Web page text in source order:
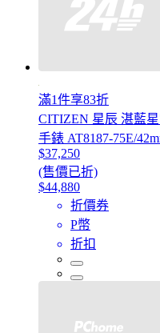
滿1件享83折
CITIZEN 星辰 湛藍
手錶 AT8187-75E/
$37,250
(售價已折)
$44,880
折價券
P幣
折扣